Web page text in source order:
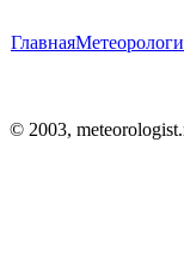
Главная
© 2003,